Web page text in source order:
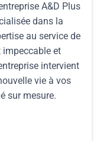
A&D Plus
dans la
au service de
et
intervient
vie à vos
sur mesure.